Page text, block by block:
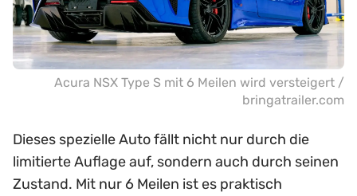
Acura NSX Type S mit 6 Meilen wird versteigert /
bringatrailer.com
Dieses spezielle Auto fällt nicht nur durch die
limitierte Auflage auf, sondern auch durch seinen
Zustand. Mit nur 6 Meilen ist es praktisch